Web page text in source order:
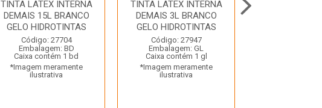
TINTA LATEX INTERNA
DEMAIS 15L BRANCO
GELO HIDROTINTAS
Código: 27704
Embalagem: BD
Caixa contém 1 bd
*Imagem meramente
ilustrativa
TINTA LATEX INTERNA
DEMAIS 3L BRANCO
GELO HIDROTINTAS
Código: 27947
Embalagem: GL
Caixa contém 1 gl
*Imagem meramente
ilustrativa